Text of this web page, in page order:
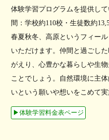
体験学習プログラムを提供し
間：学校約110校・生徒数約
春夏秋冬、高原というフィー
いただけます。仲間と過ごし
がえり、心豊かな暮らしや生
ことでしょう。自然環境に主
いという願いや想いをこめて実
▶︎体験学習料金表ページ